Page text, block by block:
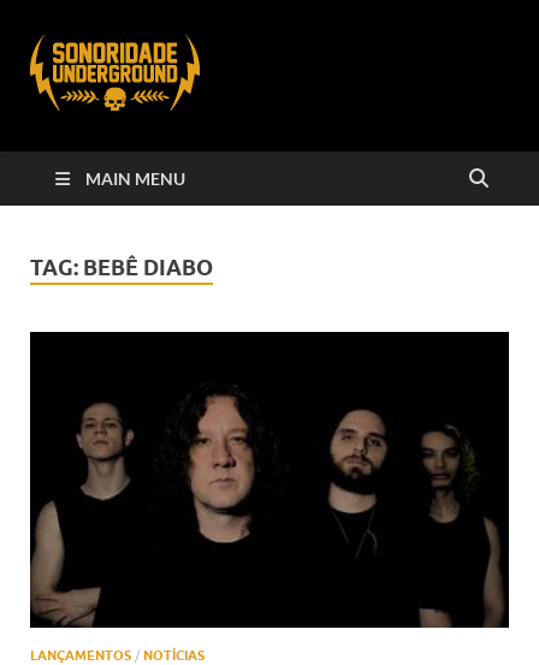
MAIN MENU
TAG: BEBÊ DIABO
LANÇAMENTOS / NOTÍCIAS